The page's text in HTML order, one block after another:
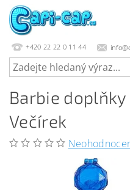
+420 22 22 0 11 44
Barbie
Večírek